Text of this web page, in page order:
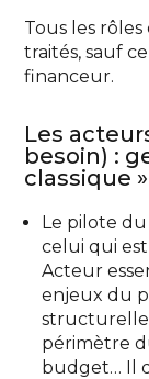
Tous les
traités, sauf
financeur.
Les
besoin) :
classique »
Le pilote
celui qui
Acteur
enjeux du
périmètre
budget… Il